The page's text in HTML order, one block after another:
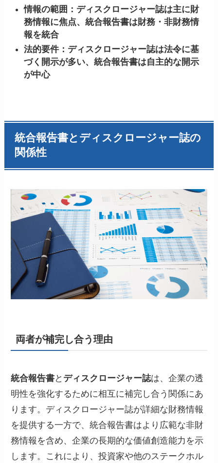
情報の範囲：ディスクロージャー誌は主に財
務情報に焦点、統合報告書は財務・非財務情
報を統合
法的要件：ディスクロージャー誌は法令に基
づく開示が多い、統合報告書は自主的な開示
が中心
統合報告書とディスクロージャー誌の
関係性
両者が補完し合う理由
統合報告書と ディスクロージャー誌は、企業の透
明性を強化するために相互に補完し合う関係にあ
ります。ディスクロージャー誌が詳細な財務情報
を提供する一方で、統合報告書はより広範な非財
務情報を含め、企業の長期的な価値創造能力を示
します。これにより、投資家や他のステークホル